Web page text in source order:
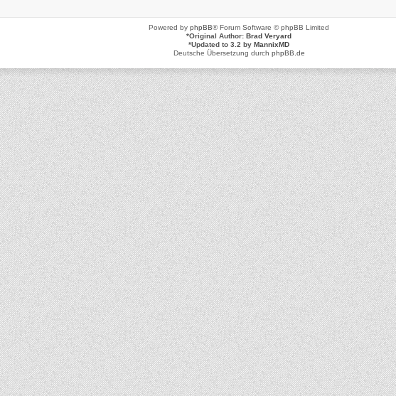
Powered by phpBB® Forum Software © phpBB Limited
*Original Author: Brad Veryard
*Updated to 3.2 by MannixMD
Deutsche Übersetzung durch phpBB.de